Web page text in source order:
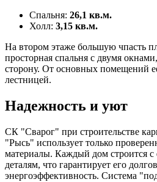
Спальня: 26,1 кв.м.
Холл: 3,15 кв.м.
На втором этаже большую чпасть
просторная спальня с двумя
сторону. От основных помещений
лестницей.
Надежность и уют
СК "Сварог" при строительстве
"Рысь" использует только
материалы. Каждый дом строится
деталям, что гарантирует его
энергоэффективность. Система